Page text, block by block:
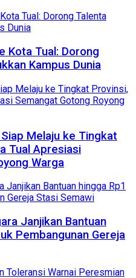
Kota Tual: Dorong
Kampus Dunia
Melaju ke Tingkat
Tual Apresiasi
Warga
Janjikan Bantuan
Pembangunan Gereja